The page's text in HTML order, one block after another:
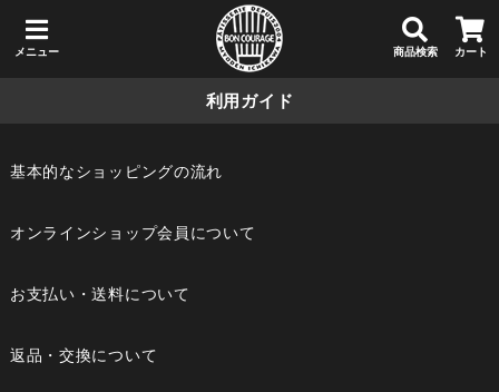
メニュー 商品検索 カート
利用ガイド
基本的なショッピングの流れ
オンラインショップ会員について
お支払い・送料について
返品・交換について